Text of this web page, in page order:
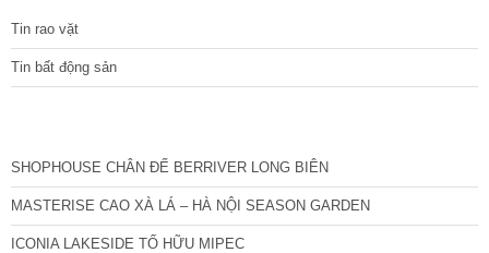
Tin rao vặt
Tin bất động sản
SHOPHOUSE CHÂN ĐẾ BERRIVER LONG BIÊN
MASTERISE CAO XÀ LÁ – HÀ NỘI SEASON GARDEN
ICONIA LAKESIDE TỐ HỮU MIPEC